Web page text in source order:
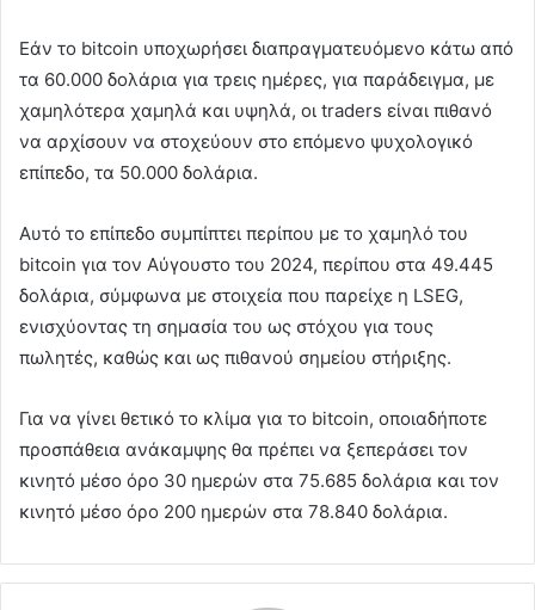
Εάν το bitcoin υποχωρήσει διαπραγματευόμενο κάτω από
τα 60.000 δολάρια για τρεις ημέρες, για παράδειγμα, με
χαμηλότερα χαμηλά και υψηλά, οι traders είναι πιθανό
να αρχίσουν να στοχεύουν στο επόμενο ψυχολογικό
επίπεδο, τα 50.000 δολάρια.
Αυτό το επίπεδο συμπίπτει περίπου με το χαμηλό του
bitcoin για τον Αύγουστο του 2024, περίπου στα 49.445
δολάρια, σύμφωνα με στοιχεία που παρείχε η LSEG,
ενισχύοντας τη σημασία του ως στόχου για τους
πωλητές, καθώς και ως πιθανού σημείου στήριξης.
Για να γίνει θετικό το κλίμα για το bitcoin, οποιαδήποτε
προσπάθεια ανάκαμψης θα πρέπει να ξεπεράσει τον
κινητό μέσο όρο 30 ημερών στα 75.685 δολάρια και τον
κινητό μέσο όρο 200 ημερών στα 78.840 δολάρια.